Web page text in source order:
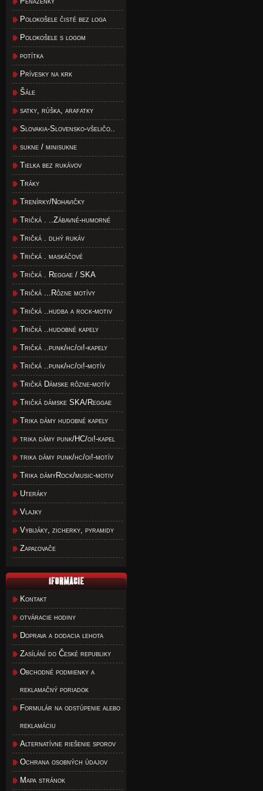
Polokošele čisté bez loga
Polokošele s logom
potítka
Prívesky na krk
Šále
satky, rúška, arafatky
Slovakia-Slovensko-všeličo..
sukne / minisukne
Tielka bez rukávov
Tráky
Trenírky/Nohavičky
Tričká . ..Zábavné-humorné
Tričká . dlhý rukáv
Tričká . maskáčové
Tričká . Reggae / SKA
Tričká ...Rôzne motívy
Tričká ..hudba a rock-motiv
Tričká ..hudobné kapely
Tričká ..punk/hc/oi!-kapely
Tričká ..punk/hc/oi!-motív
Tričká Dámske rôzne-motív
Tričká dámske SKA/Reggae
Trika dámy hudobné kapely
trika dámy punk/HC/oi!-kapel
trika dámy punk/hc/oi!-motív
Trika dámyRock/music-motiv
Uteráky
Vlajky
Vybijáky, zicherky, pyramidy
Zapaľovače
Kontakt
otváracie hodiny
Doprava a dodacia lehota
Zasílání do České republiky
Obchodné podmienky a
reklamačný poriadok
Formulár na odstúpenie alebo
reklamáciu
Alternatívne riešenie sporov
Ochrana osobných údajov
Mapa stránok